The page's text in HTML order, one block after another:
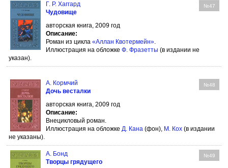
Г. Р. Хаггард №47
Чудовище
авторская книга, 2009 год
Описание:
Роман из цикла «Аллан Квотермейн».
Иллюстрация на обложке Ф. Фразетты (в издании не
указан).
А. Кормчий №48
Дочь весталки
авторская книга, 2009 год
Описание:
Внецикловый роман.
Иллюстрация на обложке Д. Кана (фон), М. Кох (в издании
не указаны).
А. Бонд №49
Творцы грядущего